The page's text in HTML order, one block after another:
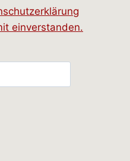
einverstanden.